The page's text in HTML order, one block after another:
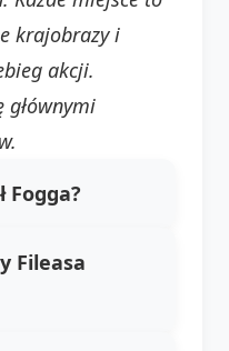
krajobrazy i
akcji.
głównymi
Fogga?
Fileasa